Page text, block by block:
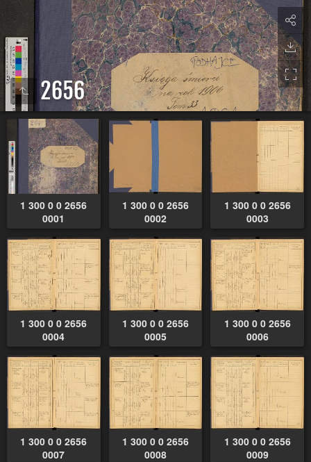
2656
1 300 0 0 2656
0001
1 300 0 0 2656
0002
1 300 0 0 2656
0003
1 300 0 0 2656
0004
1 300 0 0 2656
0005
1 300 0 0 2656
0006
1 300 0 0 2656
0007
1 300 0 0 2656
0008
1 300 0 0 2656
0009